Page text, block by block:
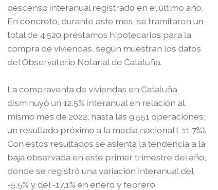
descenso interanual registrado en el último año.
En concreto, durante este mes, se tramitaron un
total de 4.520 préstamos hipotecarios para la
compra de viviendas, según muestran los datos
del Observatorio Notarial de Cataluña.
La compraventa de viviendas en Cataluña
disminuyó un 12,5% interanual en relación al
mismo mes de 2022, hasta las 9.551 operaciones;
un resultado próximo a la media nacional (-11,7%).
Con estos resultados se asienta la tendencia a la
baja observada en este primer trimestre del año,
donde se registró una variación interanual del
-5,5% y del -17,1% en enero y febrero